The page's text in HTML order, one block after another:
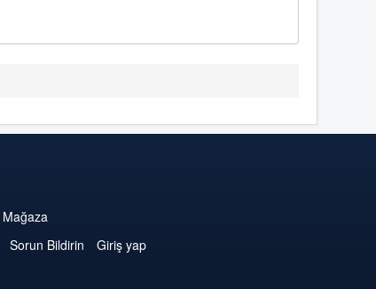
Mağaza
Sorun Bildirin
Giriş yap